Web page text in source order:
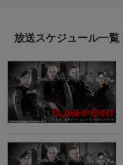
に家から脱出。
（パーカー役）他
放送スケジュール一覧